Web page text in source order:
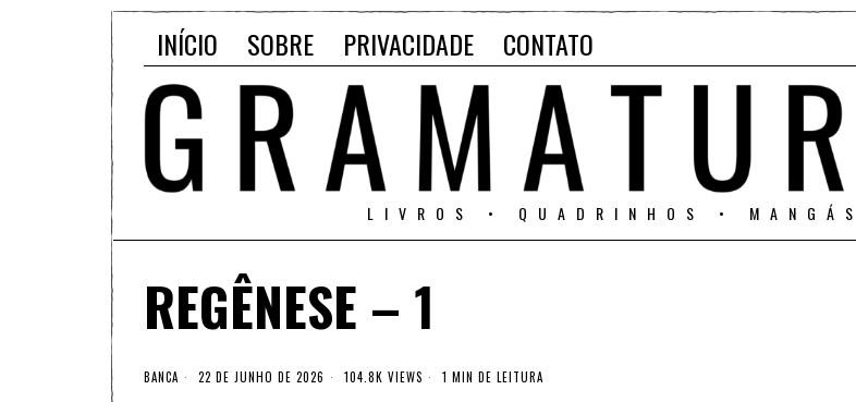
INÍCIO SOBRE PRIVACIDADE CONTATO
LIVROS • QUADRINHOS •
REGÊNESE – 1
BANCA 22 DE JUNHO DE 2026 104.8K VIEWS 1 MIN DE LEITURA